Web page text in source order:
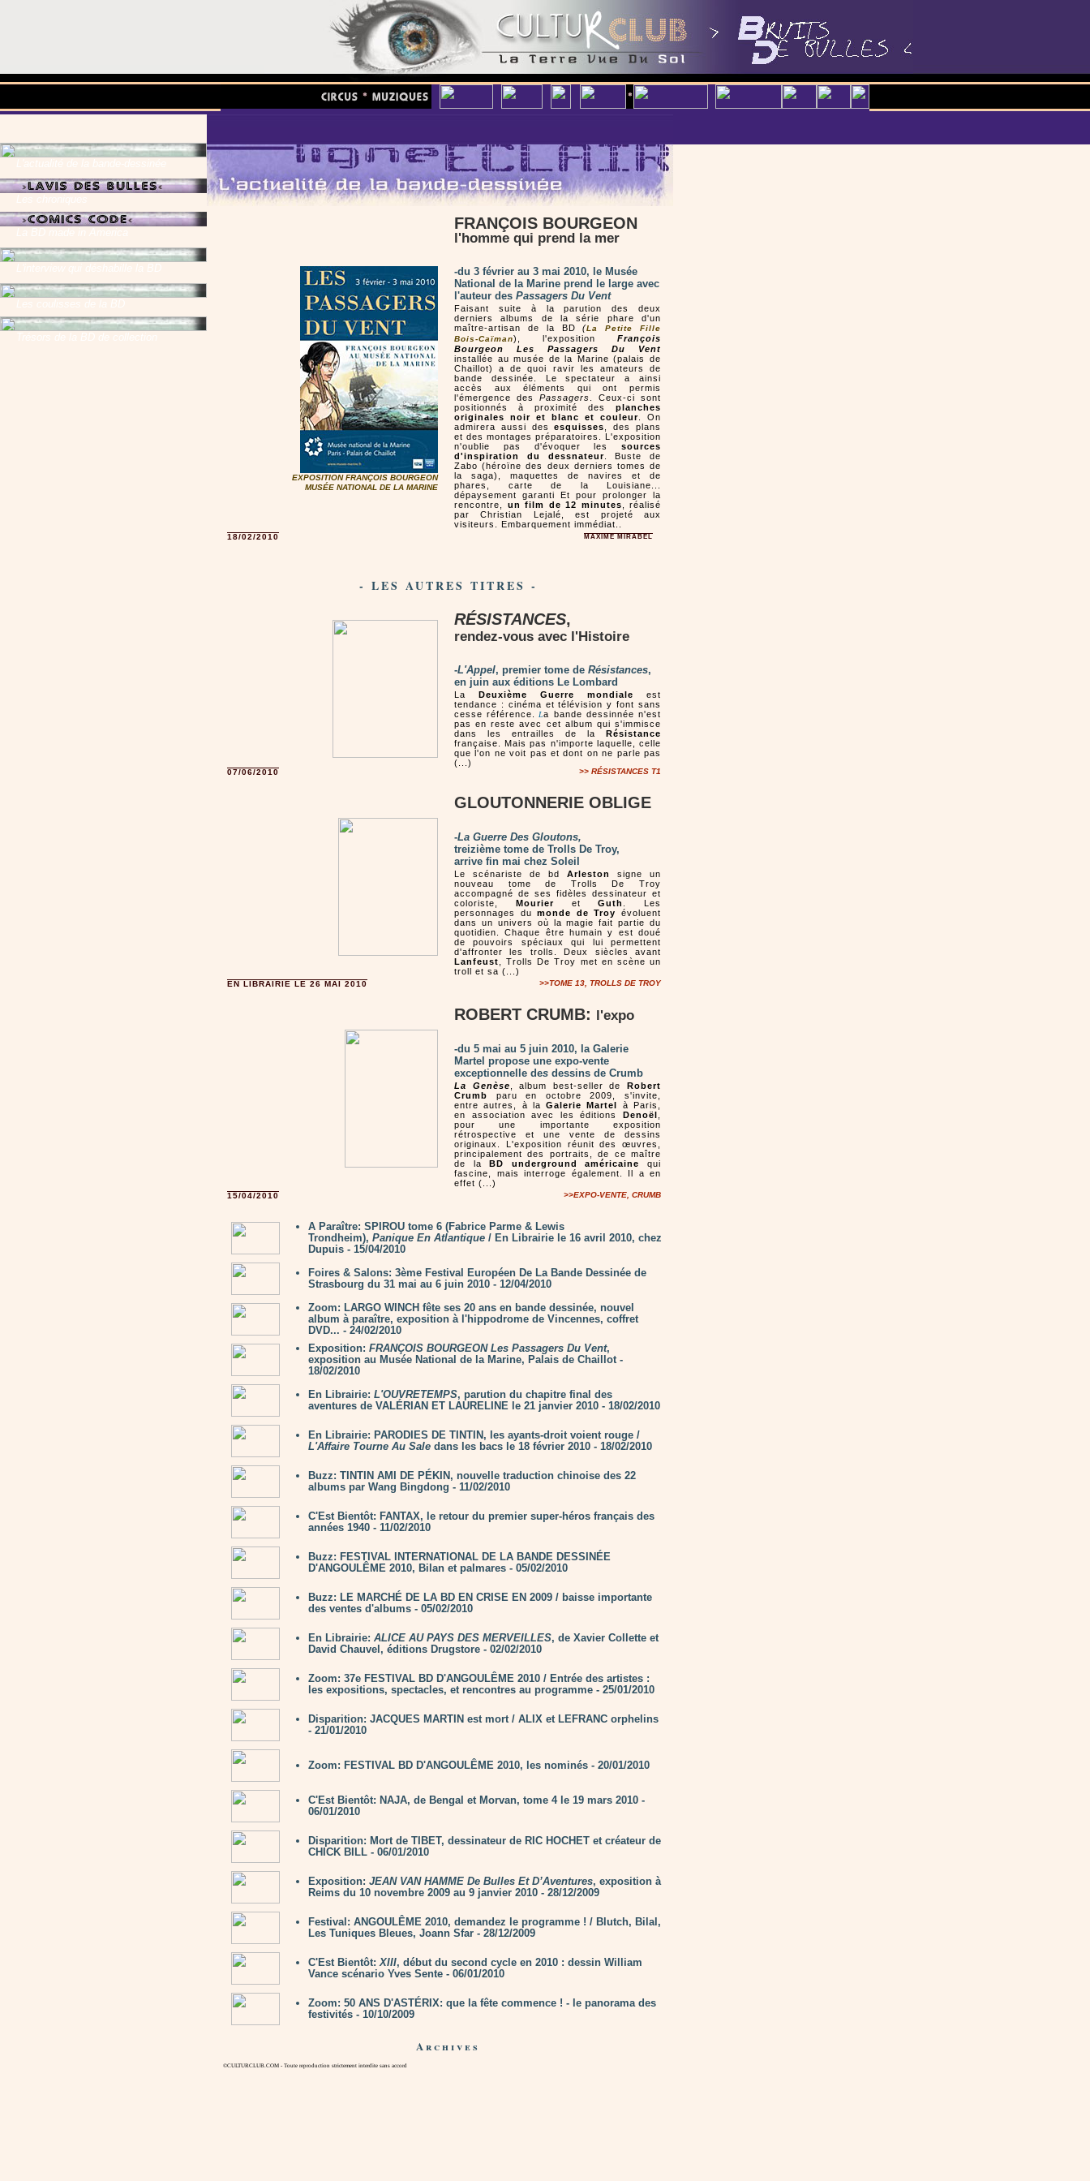
EXPOSITION FRANÇOIS BOURGEON
MUSÉE NATIONAL DE LA MARINE
FRANÇOIS BOURGEON
l'homme qui prend la mer
-du 3 février au 3 mai 2010, le Musée
National de la Marine prend le large avec
l'auteur des Passagers Du Vent
Faisant suite à la parution des deux
derniers albums de la série phare d'un
maître-artisan de la BD(La Petite Fille
Bois-Caïman), l'exposition François
Bourgeon Les Passagers Du Vent
installée au musée de la Marine (palais de
Chaillot) a de quoi ravir les amateurs de
bande dessinée. Le spectateur a ainsi
accès aux éléments qui ont permis
l'émergence des Passagers . Ceux-ci sont
positionnés à proximité des planches
originales noir et blanc et couleur . On
admirera aussi desesquisses
, des plans
et des montages préparatoires. L'exposition
n'oublie pas d'évoquer les sources
d'inspiration du dessnateur. Buste de
Zabo (héroïne des deux derniers tomes de
la saga), maquettes de navires et de
phares, carte de la Louisiane...
dépaysement garanti Et pour prolonger la
rencontre, un film de 12 minutes , réalisé
par Christian Lejalé, est projeté aux
visiteurs. Embarquement immédiat..
18/02/2010 MAXIME MIRABEL
- LES AUTRES TITRES -
RÉSISTANCES,
rendez-vous avec l'Histoire
-L'Appel, premier tome de Résistances,
en juin aux éditions Le Lombard
La Deuxième Guerre mondiale est
tendance : cinéma et télévision y font sans
cesse référence.
La bande dessinnée n'est
pas en reste avec cet album qui s'immisce
dans les entrailles de la Résistance
française. Mais pas n'importe laquelle, celle
que l'on ne voit pas et dont on ne parle pas
(...)
07/06/2010 >> RÉSISTANCES T1
GLOUTONNERIE OBLIGE
-La Guerre Des Gloutons,
treizième tome de Trolls De Troy,
arrive fin mai chez Soleil
Le scénariste de bd Arleston
signe un
nouveau tome de Trolls De Troy
accompagné de ses fidèles dessinateur et
coloriste, MourieretGuth
. Les
personnages dumonde de Troy
évoluent
dans un univers où la magie fait partie du
quotidien. Chaque être humain y est doué
de pouvoirs spéciaux qui lui permettent
d'affronter les trolls. Deux siècles avant
Lanfeust , Trolls De Troy met en scène un
troll et sa (...)
EN LIBRAIRIE LE 26 MAI 2010 >>TOME 13, TROLLS DE TROY
ROBERT CRUMB: l'expo
-du 5 mai au 5 juin 2010, la Galerie
Martel propose une expo-vente
exceptionnelle des dessins de Crumb
La Genèse , album best-seller deRobert
Crumb paru en octobre 2009, s'invite,
entre autres, à laGalerie Martel
à Paris,
en association avec les éditions Denoël
pour une importante exposition
rétrospective et une vente de dessins
originaux. L'exposition réunit des œuvres,
principalement des portraits, de ce maître
de laBD underground américaine
qui
fascine, mais interroge également. Il a en
effet (...)
15/04/2010 >>EXPO-VENTE, CRUMB
A Paraître: SPIROU tome 6 (Fabrice Parme & Lewis
Trondheim), Panique En Atlantique / En Librairie le 16 avril 2010, chez
Dupuis - 15/04/2010
Foires & Salons: 3ème Festival Européen De La Bande Dessinée de
Strasbourg du 31 mai au 6 juin 2010 - 12/04/2010
Zoom: LARGO WINCH fête ses 20 ans en bande dessinée, nouvel
album à paraître, exposition à l'hippodrome de Vincennes, coffret
DVD... - 24/02/2010
Exposition: FRANÇOIS BOURGEON Les Passagers Du Vent,
exposition au Musée National de la Marine, Palais de Chaillot -
18/02/2010
En Librairie: L'OUVRETEMPS, parution du chapitre final des
aventures de VALÉRIAN ET LAURELINE le 21 janvier 2010 - 18/02/2010
En Librairie: PARODIES DE TINTIN, les ayants-droit voient rouge /
L'Affaire Tourne Au Sale dans les bacs le 18 février 2010 - 18/02/2010
Buzz: TINTIN AMI DE PÉKIN, nouvelle traduction chinoise des 22
albums par Wang Bingdong - 11/02/2010
C'Est Bientôt: FANTAX, le retour du premier super-héros français des
années 1940 - 11/02/2010
Buzz: FESTIVAL INTERNATIONAL DE LA BANDE DESSINÉE
D'ANGOULÊME 2010, Bilan et palmares - 05/02/2010
Buzz: LE MARCHÉ DE LA BD EN CRISE EN 2009 / baisse importante
des ventes d'albums - 05/02/2010
En Librairie: ALICE AU PAYS DES MERVEILLES, de Xavier Collette et
David Chauvel, éditions Drugstore - 02/02/2010
Zoom: 37e FESTIVAL BD D'ANGOULÊME 2010 / Entrée des artistes :
les expositions, spectacles, et rencontres au programme - 25/01/2010
Disparition: JACQUES MARTIN est mort / ALIX et LEFRANC orphelins
- 21/01/2010
Zoom: FESTIVAL BD D'ANGOULÊME 2010, les nominés - 20/01/2010
C'Est Bientôt: NAJA, de Bengal et Morvan, tome 4 le 19 mars 2010 -
06/01/2010
Disparition: Mort de TIBET, dessinateur de RIC HOCHET et créateur de
CHICK BILL - 06/01/2010
Exposition: JEAN VAN HAMME De Bulles Et D’Aventures, exposition à
Reims du 10 novembre 2009 au 9 janvier 2010 - 28/12/2009
Festival: ANGOULÊME 2010, demandez le programme ! / Blutch, Bilal,
Les Tuniques Bleues, Joann Sfar - 28/12/2009
C'Est Bientôt:XIII, début du second cycle en 2010 : dessin William
Vance scénario Yves Sente - 06/01/2010
Zoom: 50 ANS D'ASTÉRIX: que la fête commence ! - le panorama des
festivités - 10/10/2009
Archives
©CULTURCLUB.COM - Toute reproduction strictement interdite sans accord